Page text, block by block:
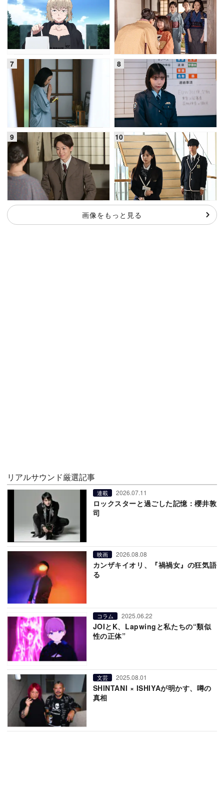
画像をもっと見る
リアルサウンド厳選記事
連載 2026.07.11
ロックスターと過ごした記憶：櫻井敦
司
映画 2026.08.08
カンザキイオリ、『禍禍女』の狂気語
る
コラム 2025.06.22
JOIとK、Lapwingと私たちの“類似
性の正体”
文芸 2025.08.01
SHINTANI × ISHIYAが明かす、噂の
真相